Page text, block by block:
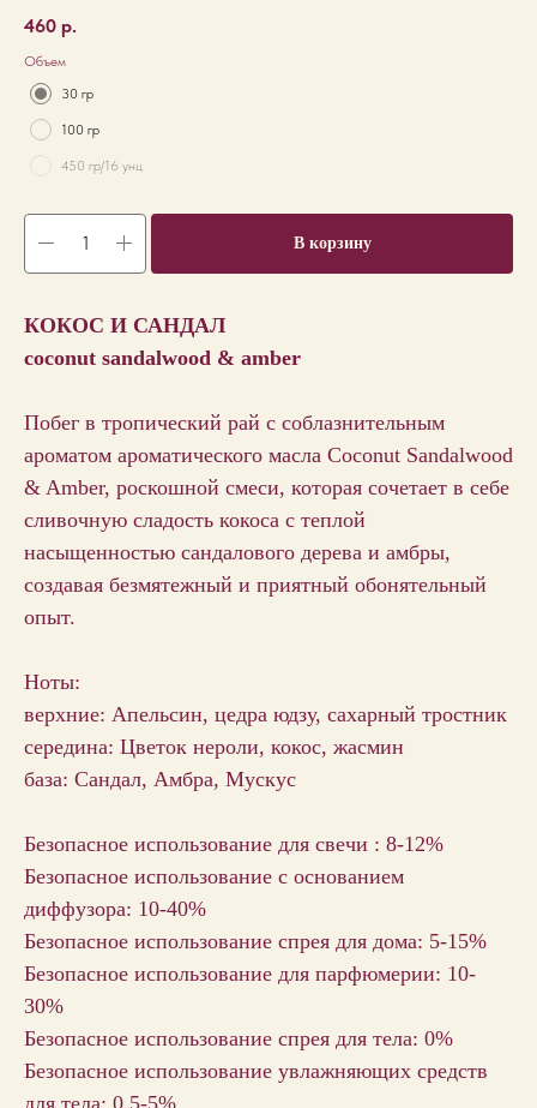
460 р.
Объем
30 гр
100 гр
450 гр/16 унц
В корзину
КОКОС И САНДАЛ
coconut sandalwood & amber
Побег в тропический рай с соблазнительным
ароматом ароматического масла Coconut Sandalwood
& Amber, роскошной смеси, которая сочетает в себе
сливочную сладость кокоса с теплой
насыщенностью сандалового дерева и амбры,
создавая безмятежный и приятный обонятельный
опыт.
Ноты:
верхние: Апельсин, цедра юдзу, сахарный тростник
середина: Цветок нероли, кокос, жасмин
база: Сандал, Амбра, Мускус
Безопасное использование для свечи : 8-12%
Безопасное использование с основанием
диффузора: 10-40%
Безопасное использование спрея для дома: 5-15%
Безопасное использование для парфюмерии: 10-
30%
Безопасное использование спрея для тела: 0%
Безопасное использование увлажняющих средств
для тела: 0,5-5%